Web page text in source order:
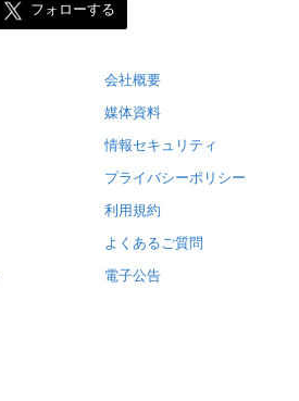
フォローする
会社概要
媒体資料
情報セキュリティ
プライバシーポリシー
利用規約
よくあるご質問
電子公告